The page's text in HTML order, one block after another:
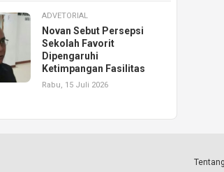
ADVETORIAL
Novan Sebut Persepsi
Sekolah Favorit
Dipengaruhi
Ketimpangan Fasilitas
Rabu, 15 Juli 2026